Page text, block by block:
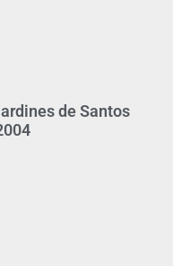
de Santos